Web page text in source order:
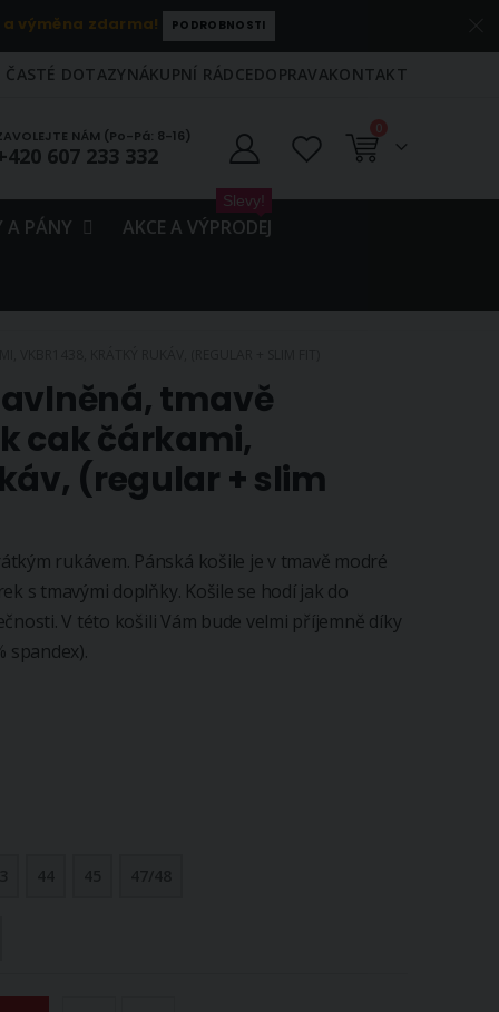
výměna zdarma! PODROBNOSTI
ČASTÉ DOTAZYNÁKUPNÍ RÁDCEDOPRAVAKONTAKT
NÁM (Po-Pá: 8-16)
607 233 332 Košík
0položky
A PÁNY AKCE A VÝPRODEJ
Slevy!
tmavě
cak čárkami,
(regular + slim
rukávem. Pánská košile je v tmavě modré
s tmavými doplňky. Košile se hodí jak do
V této košili Vám bude velmi příjemně díky
spandex).